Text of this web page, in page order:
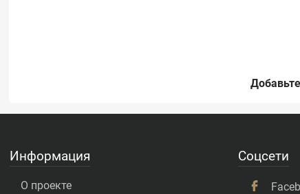
Информация
О проекте
Соцсети